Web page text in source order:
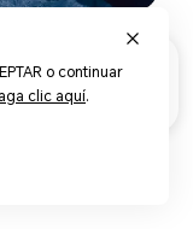
un toque
o continuar
clic aquí.